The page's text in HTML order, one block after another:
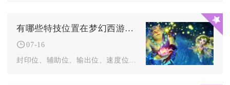
有哪些特技位置在梦幻西游中是不可或缺的搭配策略呢
07-16